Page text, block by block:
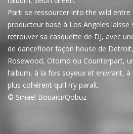
Parti se ressourcer into the wild
producteur basé à Los Angeles laisse
retrouver sa casquette de DJ, avec
de dancefloor façon house de
Rosewood, Otomo ou Counterpart,
l’album, à la fois soyeux et enivrant, à
plus cohérent qu’il n’y paraît.
© Smaël Bouaici/Qobuz